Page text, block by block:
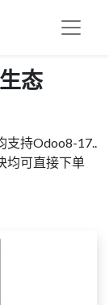
态
支持Odoo8-17..
均可直接下单